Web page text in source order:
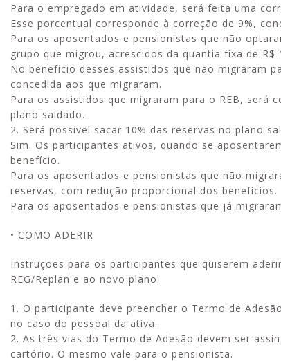
Para o empregado em atividade, será feita uma
Esse porcentual corresponde à correção de 9%,
Para os aposentados e pensionistas que não
grupo que migrou, acrescidos da quantia fixa de R$
No benefício desses assistidos que não migraram
concedida aos que migraram.
Para os assistidos que migraram para o REB, será
plano saldado.
2. Será possível sacar 10% das reservas no plano
Sim. Os participantes ativos, quando se
benefício.
Para os aposentados e pensionistas que não
reservas, com redução proporcional dos benefícios.
Para os aposentados e pensionistas que já
• COMO ADERIR
Instruções para os participantes que quiserem
REG/Replan e ao novo plano:
1. O participante deve preencher o Termo de
no caso do pessoal da ativa.
2. As três vias do Termo de Adesão devem ser
cartório. O mesmo vale para o pensionista.